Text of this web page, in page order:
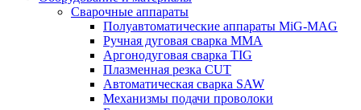
Сварочные аппараты
Полуавтоматические аппараты MiG-MAG
Ручная дуговая сварка MMA
Аргонодуговая сварка TIG
Плазменная резка CUT
Автоматическая сварка SAW
Механизмы подачи проволоки